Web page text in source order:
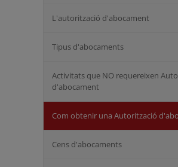
L'autorització d'abocament
Tipus d'abocaments
Activitats que NO requereixen
d'abocament
Com obtenir una Autorització
Cens d'abocaments